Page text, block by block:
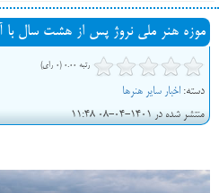
فهرست فیلم‌های بخش مسابقه جشنواره فیلم ونیز ۲۰۲۲ مشخص شد، سهم پررنگ ایرانی‌ها
بیرون راندن فیلم‌های منتسب به حامیان کرملین از
موزه هنر ملی نروژ پس از هشت سال با
رتبه 0.00 (0 رای)
دسته: اخبار سایر هنرها
منتشر شده در 1401-04-08 11:48